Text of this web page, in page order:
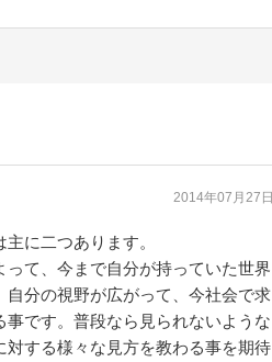
2014年07月27日
に二つあります。
て、今まで自分が持っていた世界
分の視野が広がって、今社会で求
です。普段なら見られないような
する様々な見方を教わる事を期待